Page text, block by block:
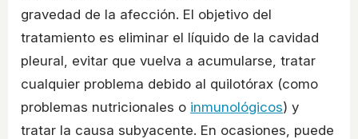
gravedad de la afección. El objetivo del
tratamiento es eliminar el líquido de la cavidad
pleural, evitar que vuelva a acumularse, tratar
cualquier problema debido al quilotórax (como
problemas nutricionales o inmunológicos) y
tratar la causa subyacente. En ocasiones, puede